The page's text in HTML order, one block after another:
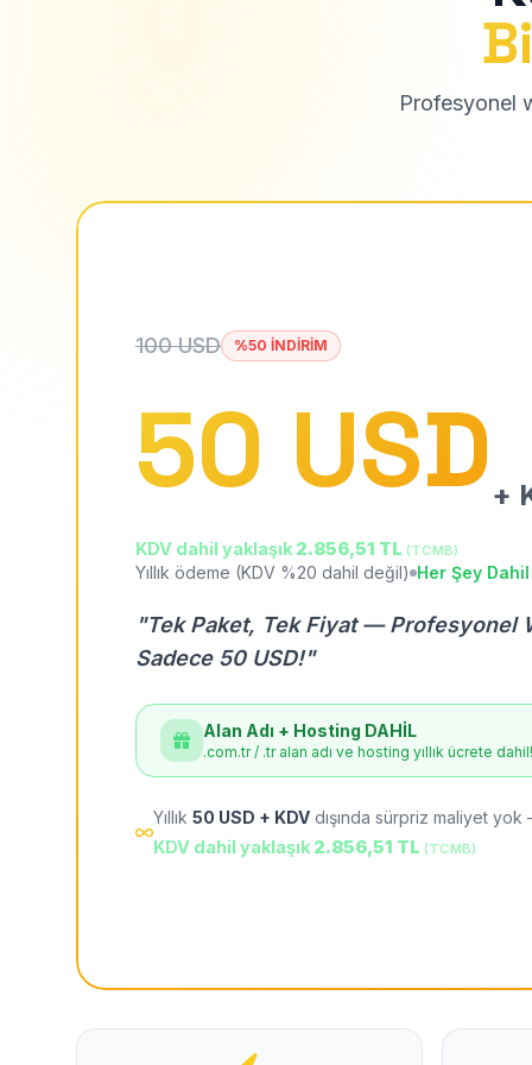
Profesyonel
100 USD %50 İNDİRİM
50 USD +
KDV dahil yaklaşık 2.856,51 TL (TCMB)
Yıllık ödeme (KDV %20 dahil değil) Her Şey Dahil
"Tek Paket, Tek Fiyat — Profesyonel
Sadece 50 USD!"
Alan Adı + Hosting DAHİL
.com.tr / .tr alan adı ve hosting yıllık ücrete dahil!
Yıllık 50 USD + KDV dışında sürpriz maliyet
KDV dahil yaklaşık 2.856,51 TL (TCMB)